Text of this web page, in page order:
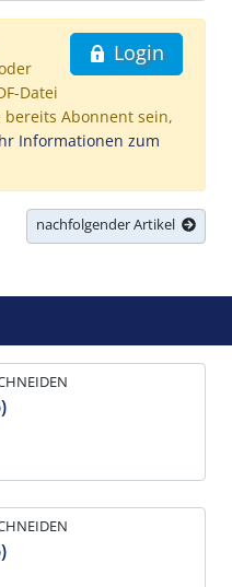
Login
Datei
Abonnent sein,
Informationen zum
nachfolgender Artikel